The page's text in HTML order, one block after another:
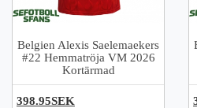
Belgien Alexis Saelemaekers
#22 Hemmatröja VM 2026
Kortärmad
398.95SEK